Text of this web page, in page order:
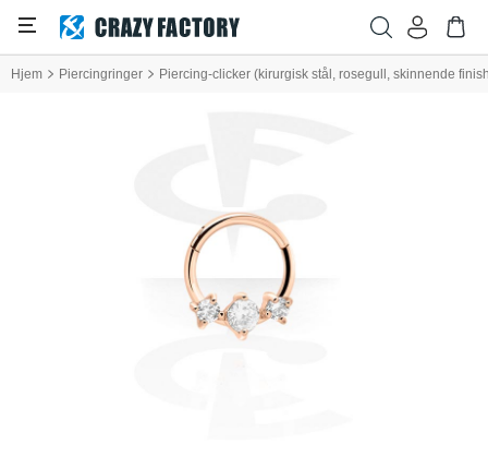
Hjem Piercingringer Piercing-clicker (kirurgisk stål, rosegull, skinnende